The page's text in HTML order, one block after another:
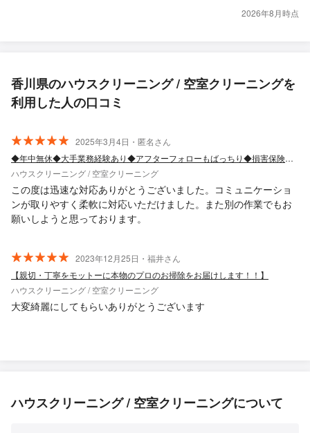
2026年8月時点
香川県のハウスクリーニング / 空室クリーニングを
利用した人の口コミ
2025年3月4日・匿名さん
◆年中無休◆大手業務経験あり◆アフターフォローもばっちり◆損害保険加入店
ハウスクリーニング / 空室クリーニング
この度は迅速な対応ありがとうございました。コミュニケーショ
ンが取りやすく柔軟に対応いただけました。また別の作業でもお
願いしようと思っております。
2023年12月25日・福井さん
【親切・丁寧をモットーに本物のプロのお掃除をお届けします！！】
ハウスクリーニング / 空室クリーニング
大変綺麗にしてもらいありがとうございます
ハウスクリーニング / 空室クリーニングについて